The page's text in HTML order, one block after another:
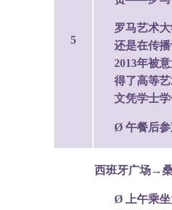
5
罗马艺术
还是在传
2013年被
得了高等
文凭学士
Ø 午餐后
西班牙广场→
Ø 上午乘